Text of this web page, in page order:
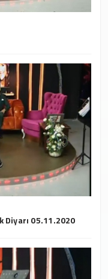
Diyarı 05.11.2020